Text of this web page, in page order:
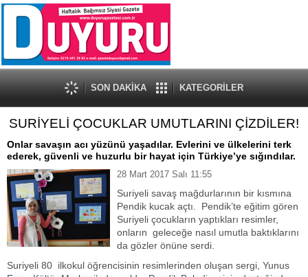
SON DAKİKA KATEGORİLER
SURİYELİ ÇOCUKLAR UMUTLARINI ÇİZDİLER!
Onlar savaşın acı yüzünü yaşadılar. Evlerini ve ülkelerini terk
ederek, güvenli ve huzurlu bir hayat için Türkiye’ye sığındılar.
28 Mart 2017 Salı 11:55
Suriyeli savaş mağdurlarının bir kısmına
Pendik kucak açtı. Pendik’te eğitim gören
Suriyeli çocukların yaptıkları resimler,
onların geleceğe nasıl umutla baktıklarını
da gözler önüne serdi.
Suriyeli 80 ilkokul öğrencisinin resimlerinden oluşan sergi, Yunus